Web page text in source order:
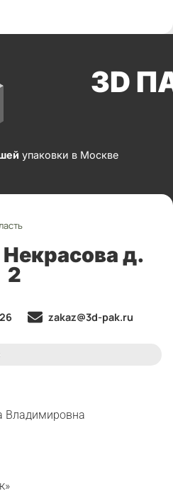
3D
упаковки в Москве
д.
2
zakaz@3d-pak.ru
Владимировна